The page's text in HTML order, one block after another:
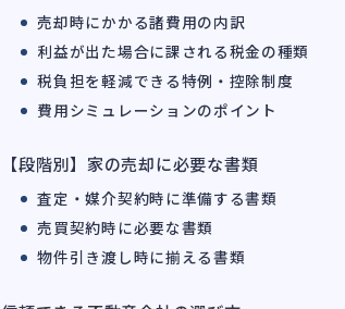
売却時にかかる諸費用の内訳
利益が出た場合に課される税金の種類
税負担を軽減できる特例・控除制度
費用シミュレーションのポイント
【段階別】家の売却に必要な書類
査定・媒介契約時に準備する書類
売買契約時に必要な書類
物件引き渡し時に揃える書類